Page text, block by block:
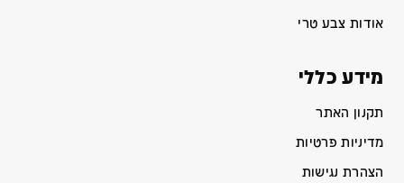
אודות צבע טרי
מידע כללי
תקנון האתר
מדיניות פרטיות
הצהרת נגישות